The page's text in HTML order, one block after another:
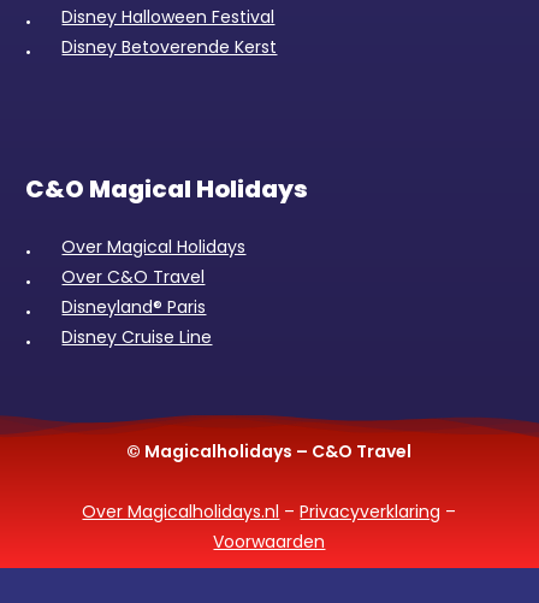
Disney Halloween Festival
Disney Betoverende Kerst
C&O Magical Holidays
Over Magical Holidays
Over C&O Travel
Disneyland® Paris
Disney Cruise Line
© Magicalholidays – C&O Travel
Over Magicalholidays.nl –Privacyverklaring –
Voorwaarden